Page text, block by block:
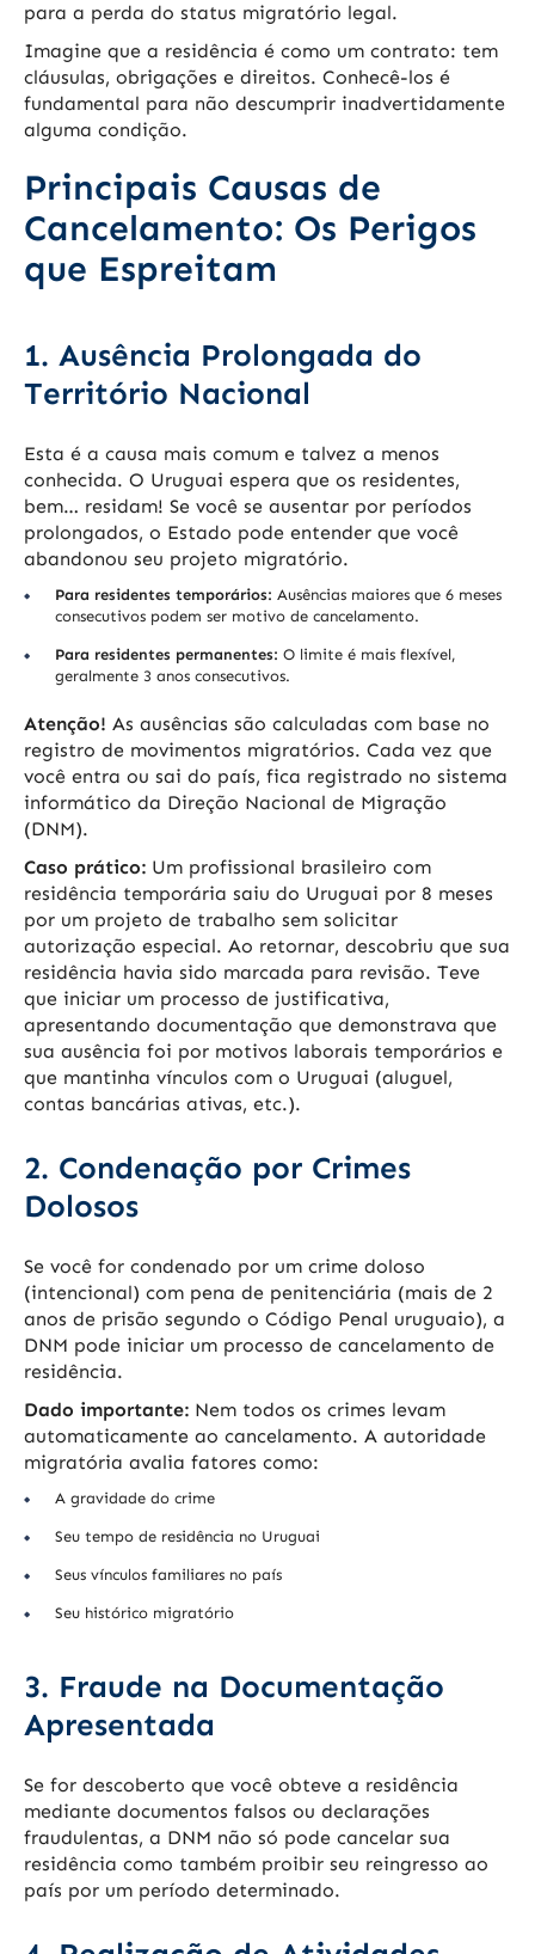
para a perda do status migratório legal.
Imagine que a residência é como um contrato: tem
cláusulas, obrigações e direitos. Conhecê-los é
fundamental para não descumprir inadvertidamente
alguma condição.
Principais Causas de
Cancelamento: Os Perigos
que Espreitam
1. Ausência Prolongada do
Território Nacional
Esta é a causa mais comum e talvez a menos
conhecida. O Uruguai espera que os residentes,
bem… residam! Se você se ausentar por períodos
prolongados, o Estado pode entender que você
abandonou seu projeto migratório.
Para residentes temporários: Ausências maiores que 6 meses
consecutivos podem ser motivo de cancelamento.
Para residentes permanentes: O limite é mais flexível,
geralmente 3 anos consecutivos.
Atenção! As ausências são calculadas com base no
registro de movimentos migratórios. Cada vez que
você entra ou sai do país, fica registrado no sistema
informático da Direção Nacional de Migração
(DNM).
Caso prático: Um profissional brasileiro com
residência temporária saiu do Uruguai por 8 meses
por um projeto de trabalho sem solicitar
autorização especial. Ao retornar, descobriu que sua
residência havia sido marcada para revisão. Teve
que iniciar um processo de justificativa,
apresentando documentação que demonstrava que
sua ausência foi por motivos laborais temporários e
que mantinha vínculos com o Uruguai (aluguel,
contas bancárias ativas, etc.).
2. Condenação por Crimes
Dolosos
Se você for condenado por um crime doloso
(intencional) com pena de penitenciária (mais de 2
anos de prisão segundo o Código Penal uruguaio), a
DNM pode iniciar um processo de cancelamento de
residência.
Dado importante: Nem todos os crimes levam
automaticamente ao cancelamento. A autoridade
migratória avalia fatores como:
A gravidade do crime
Seu tempo de residência no Uruguai
Seus vínculos familiares no país
Seu histórico migratório
3. Fraude na Documentação
Apresentada
Se for descoberto que você obteve a residência
mediante documentos falsos ou declarações
fraudulentas, a DNM não só pode cancelar sua
residência como também proibir seu reingresso ao
país por um período determinado.